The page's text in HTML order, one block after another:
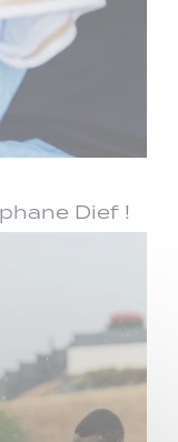
Dief !